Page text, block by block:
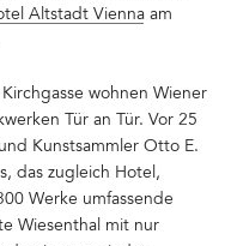
Altstadt Vienna am
wohnen Wiener
Tür an Tür. Vor 25
Kunstsammler Otto E.
das zugleich Hotel,
Werke umfassende
Wiesenthal mit nur